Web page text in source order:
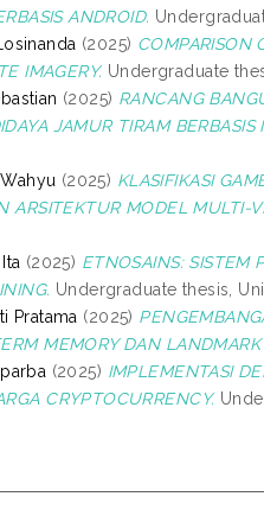
ANDROID.
(2025) COMPARISON
IMAGERY. Undergraduate
(2025) RANCANG
JAMUR TIRAM
(2025) KLASIFIKASI
ARSITEKTUR MODEL MULTI-
(2025) ETNOSAINS: SISTEM
Undergraduate thesis,
Pratama (2025)
MEMORY DAN LANDMARK
(2025) IMPLEMENTASI
CRYPTOCURRENCY.